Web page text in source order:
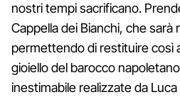
nostri tempi sacrificano.
Cappella dei Bianchi, che sarà
permettendo di restituire così
gioiello del barocco
inestimabile realizzate da